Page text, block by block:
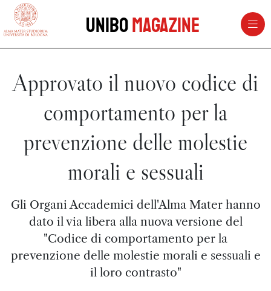
vai al contenuto della pagina
UniboMagazine
Approvato il nuovo codice di
comportamento per la
prevenzione delle molestie
morali e sessuali
Gli Organi Accademici dell'Alma Mater hanno
dato il via libera alla nuova versione del
"Codice di comportamento per la
prevenzione delle molestie morali e sessuali e
il loro contrasto"